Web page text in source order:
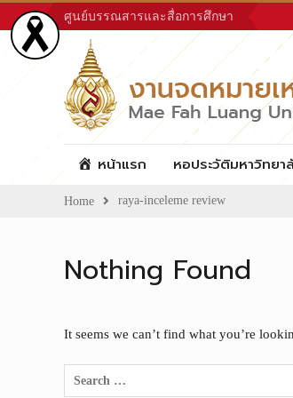
to
content
ศูนย์บรรณสารและสื่อการศึกษา
หน้าแรก หอประวัติมหาวิทยา
Home raya-inceleme review
Nothing Found
It seems we can’t find what you’re
Search
for: